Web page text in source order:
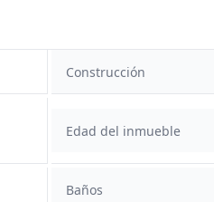
Construcción
Edad del inmueble
Baños